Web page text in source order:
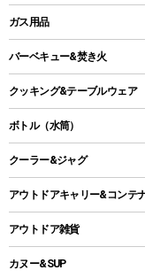
ロッジ型・オリジナルテント
タープ
スクエアタープ（レクタター
メッシュタープ
自立式タープ
パラソル
テントアクセサリー
ペグ
レジャーシート
LEDランタン
ガスランタン
オイルランタン
LEDライト
ヘッドライト
キャンドル
ガス用品
ガスバーナー
ガス缶
ガストーチ、ライター
バーベキュー&焚き火
バーベキューコンロ、グリ
焚き火台タイプ（ロースタイ
卓上タイプグリル
パーティータイプグリル
鉄板、アミ
クッキング&テーブルウェア
ダッチオーブン
ホットサンドメーカー
クッカーセット
シェラカップ
ボトル（水筒）
ステンレスボトル
コップ付きタイプ
ワンタッチタイプ
プラスチックボトル
クーラー&ジャグ
クーラーボックス
クーラーバッグ
ウォータージャグ
アウトドアキャリー&コンテ
アウトドアキャリー
アウトドア雑貨
バックパック&バッグ
カヌー&SUP